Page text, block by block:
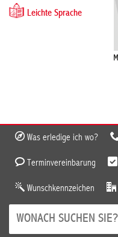
Leichte Sprache
Was erledige ich wo?
Terminvereinbarung
Wunschkennzeichen